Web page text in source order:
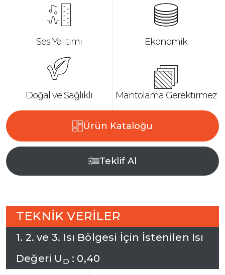
Ses Yalıtımı Ekonomik
Doğal ve Sağlıklı Mantolama Gerektirmez
Ürün Kataloğu
Teklif Al
TEKNİK VERİLER
1. 2. ve 3. Isı Bölgesi İçin İstenilen Isı
Değeri U D : 0,40